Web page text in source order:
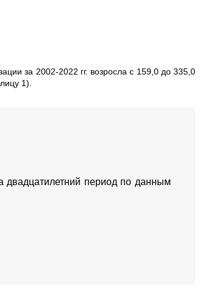
за 2002-2022 гг. возросла с 159,0 до 335,0
1).
двадцатилетний период по данным